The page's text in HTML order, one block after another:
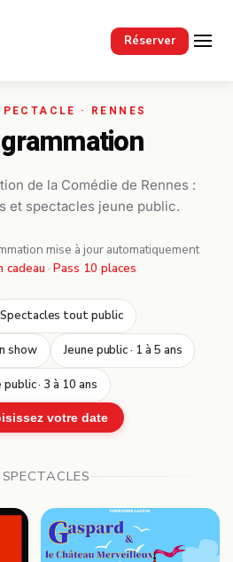
Réserver
de la Comédie de Rennes :
et spectacles jeune public.
mise à jour automatiquement
cadeau · Pass 10 places
Spectacles tout public
show Jeune public · 1 à 5 ans
public · 3 à 10 ans
votre date